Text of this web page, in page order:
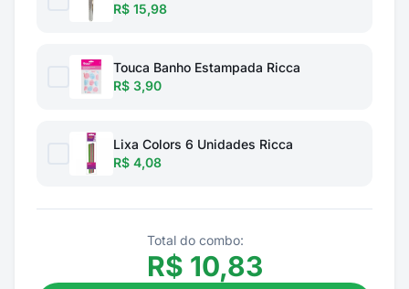
R$ 15,98
Touca Banho Estampada Ricca
R$ 3,90
Lixa Colors 6 Unidades Ricca
R$ 4,08
Total do combo:
R$ 10,83